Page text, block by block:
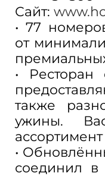
Сайт:
• 77
от
• Ресторан
также
ужины.
•
соединил